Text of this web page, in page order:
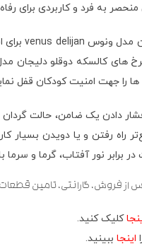
به فرد و کاربردی برای
را جهت امنیت کودکان قفل
راه رفتن و یا دویدن بسیار
و سرما با قابلیت حدا شدن. دارای 12 ماه
فروش، گارانتی، تامین
کلیک کنید.
اینجا ببینید.